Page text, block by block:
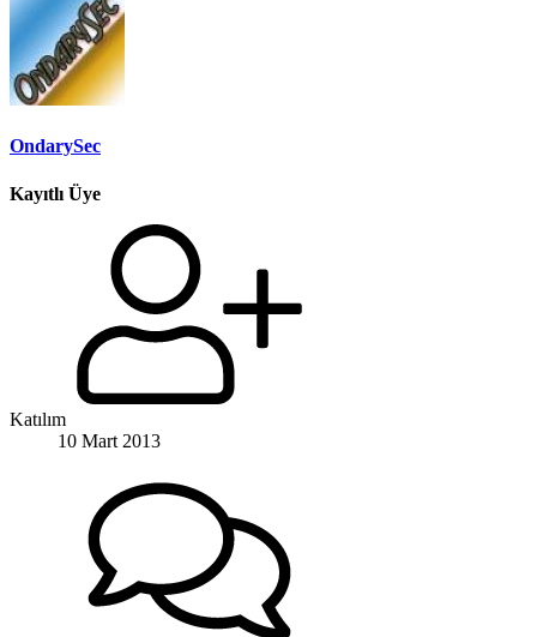
OndarySec
Kayıtlı Üye
Katılım
10 Mart 2013